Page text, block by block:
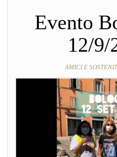
Evento
12/9/
AMICI E